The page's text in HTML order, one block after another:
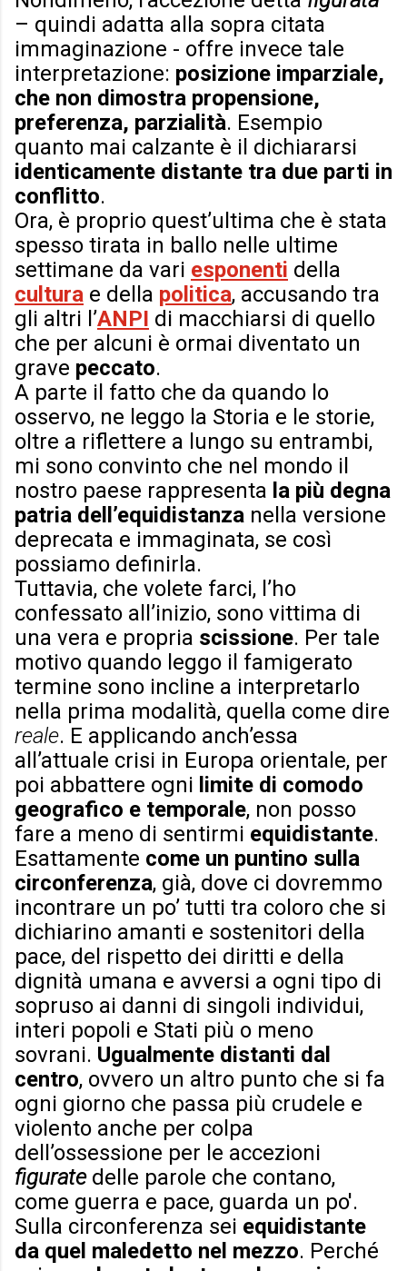
– quindi adatta alla sopra citata
immaginazione - offre invece tale
interpretazione: posizione imparziale,
che non dimostra propensione,
preferenza, parzialità. Esempio
quanto mai calzante è il dichiararsi
identicamente distante tra due parti in
conflitto.
Ora, è proprio quest’ultima che è stata
spesso tirata in ballo nelle ultime
settimane da vari esponenti della
cultura e della politica, accusando tra
gli altri l’ANPI di macchiarsi di quello
che per alcuni è ormai diventato un
grave peccato.
A parte il fatto che da quando lo
osservo, ne leggo la Storia e le storie,
oltre a riflettere a lungo su entrambi,
mi sono convinto che nel mondo il
nostro paese rappresenta la più degna
patria dell’equidistanza nella versione
deprecata e immaginata, se così
possiamo definirla.
Tuttavia, che volete farci, l’ho
confessato all’inizio, sono vittima di
una vera e propria scissione. Per tale
motivo quando leggo il famigerato
termine sono incline a interpretarlo
nella prima modalità, quella come dire
reale. E applicando anch’essa
all’attuale crisi in Europa orientale, per
poi abbattere ogni limite di comodo
geografico e temporale, non posso
fare a meno di sentirmi equidistante.
Esattamente come un puntino sulla
circonferenza, già, dove ci dovremmo
incontrare un po’ tutti tra coloro che si
dichiarino amanti e sostenitori della
pace, del rispetto dei diritti e della
dignità umana e avversi a ogni tipo di
sopruso ai danni di singoli individui,
interi popoli e Stati più o meno
sovrani. Ugualmente distanti dal
centro, ovvero un altro punto che si fa
ogni giorno che passa più crudele e
violento anche per colpa
dell’ossessione per le accezioni
figurate delle parole che contano,
come guerra e pace, guarda un po'.
Sulla circonferenza sei equidistante
da quel maledetto nel mezzo. Perché